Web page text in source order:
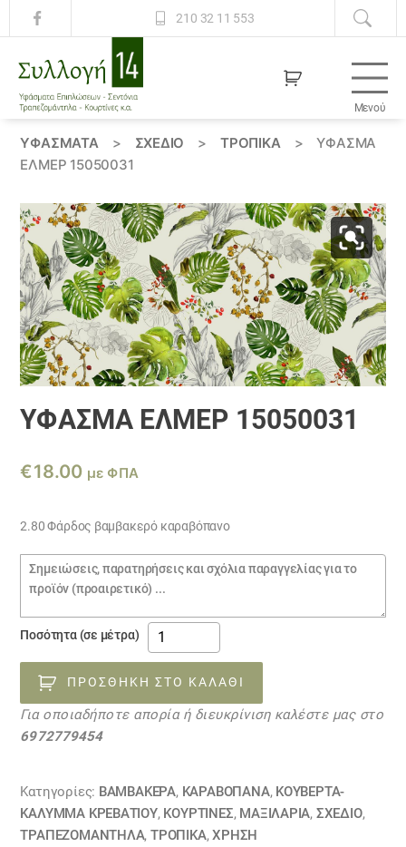
210 32 11 553
14
Μενού
ΥΦΆΣΜΑΤΑ > ΣΧΕΔΙΟ > ΤΡΟΠΙΚΑ >
ΎΦΑΣΜΑ
ΕΛΜΕΡ 15050031
ΎΦΑΣΜΑ ΕΛΜΕΡ 15050031
€18.00 με ΦΠΑ
2.80 Φάρδος βαμβακερό καραβόπανο
Σημειώσεις
παραγγελίας
Ποσότητα (σε μέτρα)
ύφασμα
ΕΛΜΕΡ
15050031
ποσότητα
ΠΡΟΣΘΉΚΗ ΣΤΟ ΚΑΛΆΘΙ
Για οποιαδήποτε απορία ή διευκρίνιση καλέστε μας στο
6972779454
Κατηγορίες: ΒΑΜΒΑΚΕΡΆ, ΚΑΡΑΒΌΠΑΝΑ, ΚΟΥΒΈΡΤΑ-
ΚΆΛΥΜΜΑ ΚΡΕΒΑΤΙΟΎ, ΚΟΥΡΤΊΝΕΣ, ΜΑΞΙΛΆΡΙΑ, ΣΧΕΔΙΟ,
ΤΡΑΠΕΖΟΜΆΝΤΗΛΑ,ΤΡΟΠΙΚΑ,ΧΡΗΣΗ